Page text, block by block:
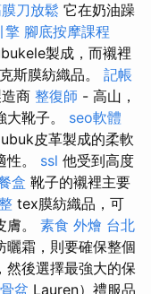
刀放鬆 它在奶油躁
擎 腳底按摩課程
製成，而襯裡
斯膜紡織品。 記帳
商 整復師 - 高山，
靴子。 seo軟體
皮革製成的柔軟
。 ssl 他受到高度
盒 靴子的襯裡主要
tex膜紡織品，可
。 素食 外燴 台北
曬霜，則要確保整個
然後選擇最強大的保
盆 Lauren）禮服品